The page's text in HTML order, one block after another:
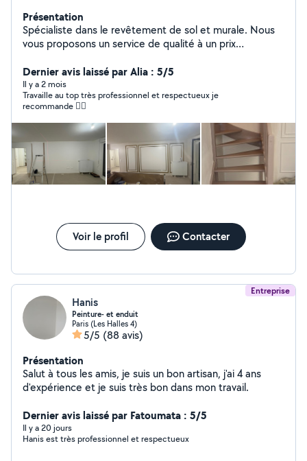
Présentation
Spécialiste dans le revêtement de sol et murale. Nous
vous proposons un service de qualité à un prix
Dernier avis laissé par Alia : 5/5
Il y a 2 mois
Travaille au top très professionnel et respectueux je
recommande 👍🏼
Voir le profil Contacter
Entreprise
Hanis
Peinture- et enduit
Paris (Les Halles 4)
5/5 (88 avis)
Présentation
Salut à tous les amis, je suis un bon artisan, j'ai 4 ans
d'expérience et je suis très bon dans mon travail.
Dernier avis laissé par Fatoumata : 5/5
Il y a 20 jours
Hanis est très professionnel et respectueux